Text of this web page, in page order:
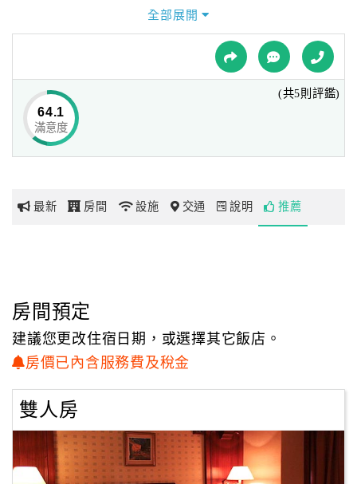
球
網
玩
地
圖
顧
務
全部展開
64.1
滿意度
(共5則評鑑)
最新 房間 設施 交通 說明 推薦
房間預定
建議您更改住宿日期，或選擇其它飯店。
房價已內含服務費及稅金
雙人房